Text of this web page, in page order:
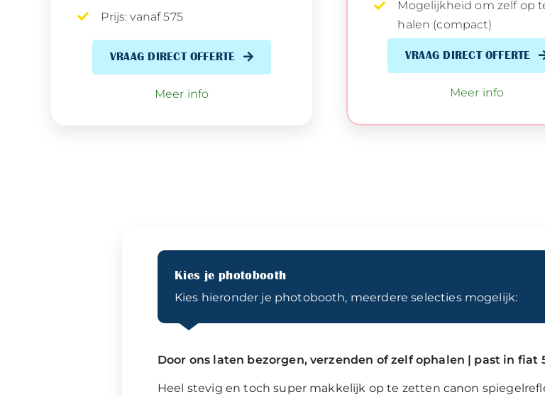
Prijs: vanaf 575
VRAAG DIRECT OFFERTE
Meer info
Mogelijkheid om zelf op
halen (compact)
VRAAG DIRECT OFFERTE
Meer info
Kies je photobooth
Kies hieronder je photobooth, meerdere selecties mogelijk:
Door ons laten bezorgen, verzenden of zelf ophalen | past in fiat
Heel stevig en toch super makkelijk op te zetten canon